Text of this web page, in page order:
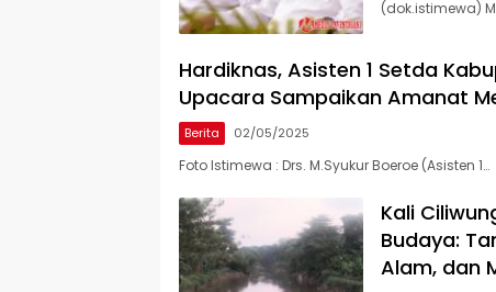
(dok.istimewa)
Hardiknas, Asisten 1 Setda
Upacara Sampaikan Amanat
Berita 02/05/2025
Foto Istimewa : Drs. M.Syukur Boeroe (Asisten 1…
Kali
Budaya:
Alam, dan